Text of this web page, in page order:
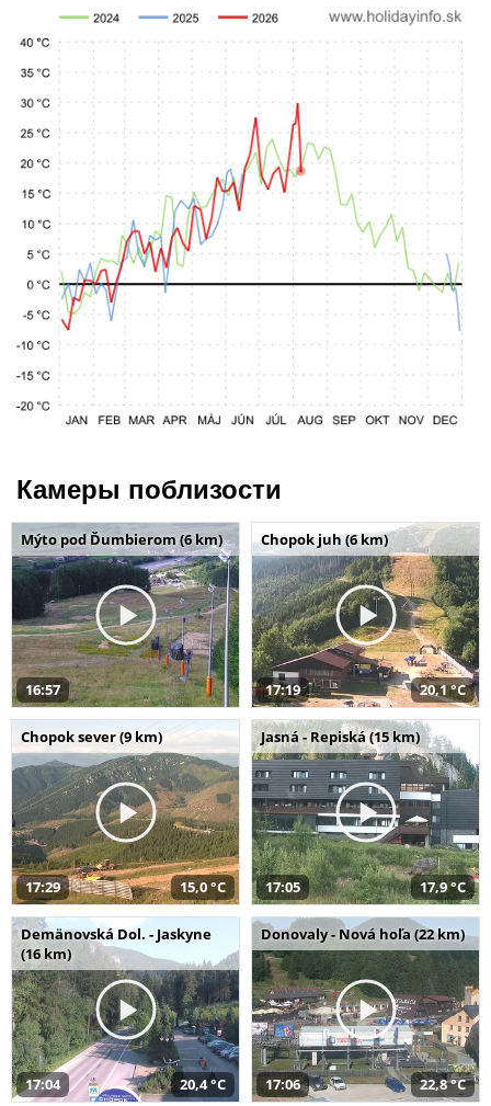
Камеры поблизости
Mýto pod Ďumbierom (6 km)
16:57
Chopok juh (6 km)
17:19 20,1 °C
Chopok sever (9 km)
17:29 15,0 °C
Jasná - Repiská (15 km)
17:05 17,9 °C
Demänovská Dol. - Jaskyne
(16 km)
17:04 20,4 °C
Donovaly - Nová hoľa (22 km)
17:06 22,8 °C